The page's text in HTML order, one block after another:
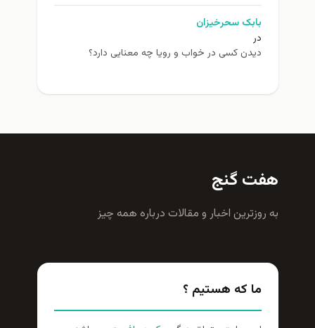
بابک سحرخیزان
در
دیدن کسی در خواب و رویا چه معنایی دارد؟
هفت گنج
به روزترين اخبار و مقالات درباره همه چيز
ما که هستیم ؟